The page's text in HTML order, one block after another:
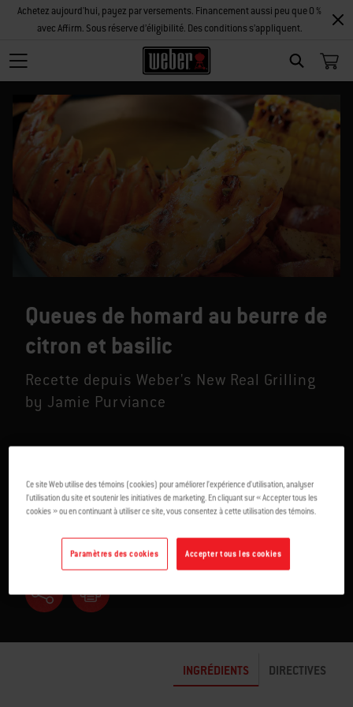
SEARCH
Achetez aujourd'hui, payez par versements. Financement aussi peu que 0 %
avec Affirm. Sous réserve d’éligibilité. Des conditions s’appliquent.
Queues de homard au beurre de
citron et basilic
Recette depuis Weber's New Real Grilling
by Jamie Purviance
7-11 MIN
INGRÉDIENTS DIRECTIVES
Ce site Web utilise des témoins (cookies) pour améliorer l’expérience d’utilisation, analyser
l’utilisation du site et soutenir les initiatives de marketing. En cliquant sur « Accepter tous les
cookies » ou en continuant à utiliser ce site, vous consentez à cette utilisation des témoins.
Accepter tous les cookies
Paramètres des cookies